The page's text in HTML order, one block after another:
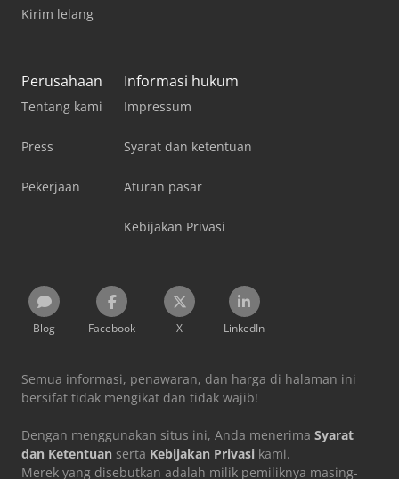
Kirim lelang
Perusahaan
Tentang kami
Press
Pekerjaan
Informasi hukum
Impressum
Syarat dan ketentuan
Aturan pasar
Kebijakan Privasi
Blog Facebook X LinkedIn
Semua informasi, penawaran, dan harga di halaman ini
bersifat tidak mengikat dan tidak wajib!
Dengan menggunakan situs ini, Anda menerima Syarat
dan Ketentuan serta Kebijakan Privasi kami.
Merek yang disebutkan adalah milik pemiliknya masing-